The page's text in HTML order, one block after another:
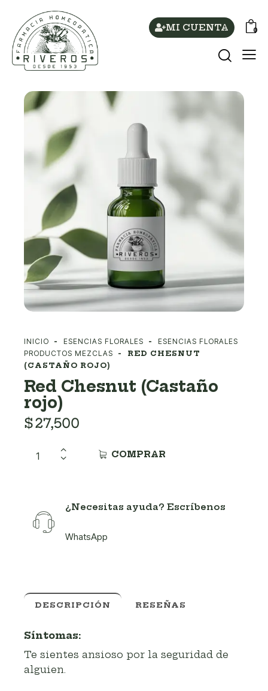
MI CUENTA 0
INICIO ESENCIAS FLORALES
ESENCIAS FLORALES
PRODUCTOS MEZCLAS
RED CHESNUT
(CASTAÑO ROJO)
Red Chesnut (Castaño
rojo)
$27,500
COMPRAR
¿Necesitas ayuda? Escríbenos
WhatsApp
DESCRIPCIÓN RESEÑAS
Síntomas:
Te sientes ansioso por la seguridad de
alguien.